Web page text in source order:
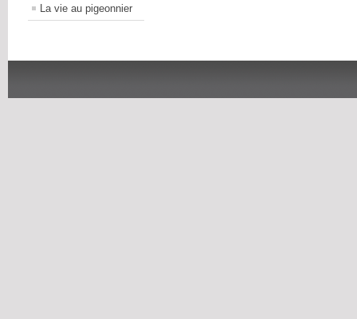
La vie au pigeonnier